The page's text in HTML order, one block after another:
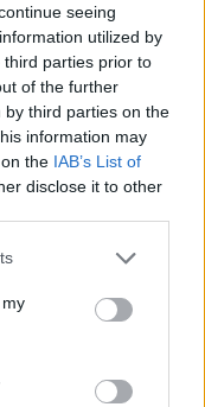
seeing
utilized by
parties prior to
of the further
third parties on the
information may
the IAB’s List of
disclose it to other
or more Google
You may click to
third-party tags to
in below Google
έχουν
έως 27/7.
τηςΕΕΤΑΑ
δυνατή
της ΕΕΤΑΑ,
ως
σύστημα:
εθνικό